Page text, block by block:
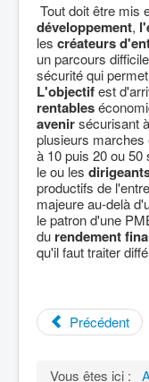
Coronavirus
Contact
Tout doit être mis
développement,
les créateurs
un parcours
sécurité qui
L'objectifest
rentables
avenirsécurisant
plusieurs marches
à 10 puis 20 ou 50
le ou les
productifs de
majeure au-delà
le patron d'une
du rendement
qu'il faut traiter
Précédent
Vous êtes ici :